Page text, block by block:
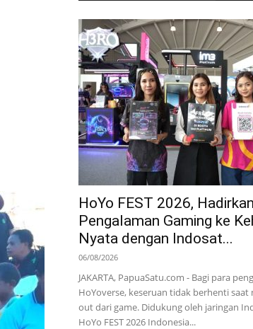
HoYo FEST 2026, Hadirkan
Pengalaman Gaming ke
Nyata dengan Indosat...
06/08/2026
JAKARTA, PapuaSatu.com - Bagi para
HoYoverse, keseruan tidak berhenti saat
out dari game. Didukung oleh jaringan
HoYo FEST 2026 Indonesia...